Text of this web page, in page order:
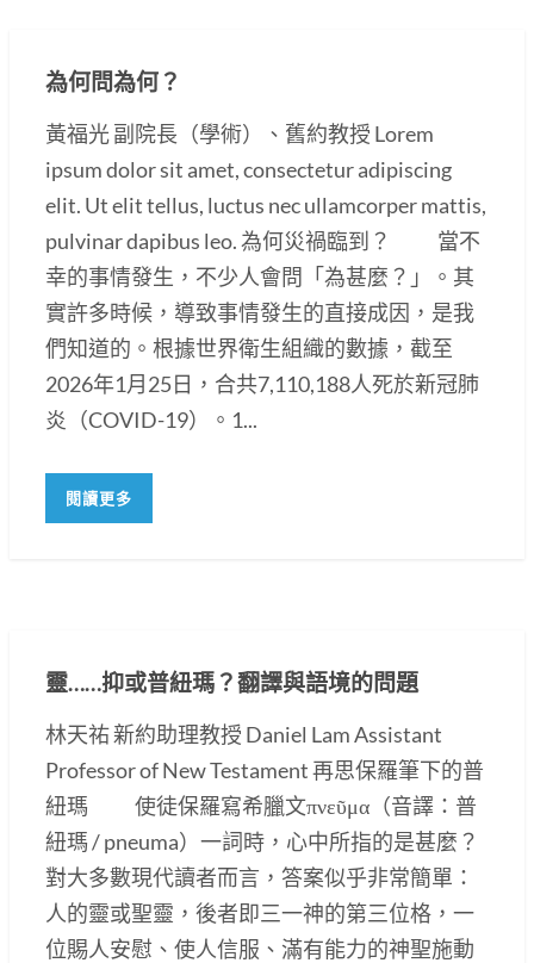
為何問為何？
黃福光 副院長（學術）、舊約教授 Lorem
ipsum dolor sit amet, consectetur adipiscing
elit. Ut elit tellus, luctus nec ullamcorper mattis,
pulvinar dapibus leo. 為何災禍臨到？ 當不
幸的事情發生，不少人會問「為甚麼？」。其
實許多時候，導致事情發生的直接成因，是我
們知道的。根據世界衛生組織的數據，截至
2026年1月25日，合共7,110,188人死於新冠肺
炎（COVID-19）。1...
閱讀更多
靈……抑或普紐瑪？翻譯與語境的問題
林天祐 新約助理教授 Daniel Lam Assistant
Professor of New Testament 再思保羅筆下的普
紐瑪 使徒保羅寫希臘文πνεῦμα（音譯：普
紐瑪 / pneuma）一詞時，心中所指的是甚麼？
對大多數現代讀者而言，答案似乎非常簡單：
人的靈或聖靈，後者即三一神的第三位格，一
位賜人安慰、使人信服、滿有能力的神聖施動